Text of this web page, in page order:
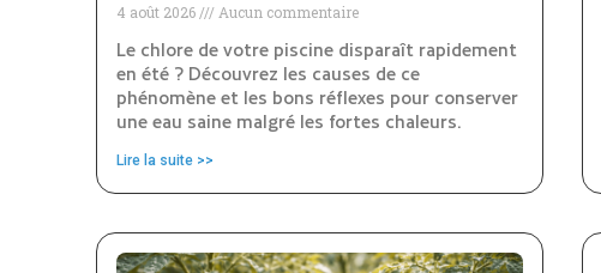
4 août 2026 Aucun commentaire
Le chlore de votre piscine disparaît rapidement
en été ? Découvrez les causes de ce
phénomène et les bons réflexes pour conserver
une eau saine malgré les fortes chaleurs.
Lire la suite >>